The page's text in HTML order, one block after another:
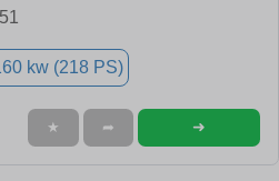
kw (218 PS)
★ ➦ ➜